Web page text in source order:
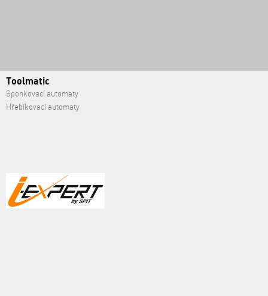
Toolmatic
Sponkovací automaty
Hřebíkovací automaty